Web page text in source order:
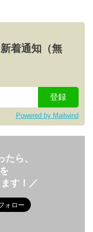
着通知（無
Powered by Mailwind
ら、
す！／